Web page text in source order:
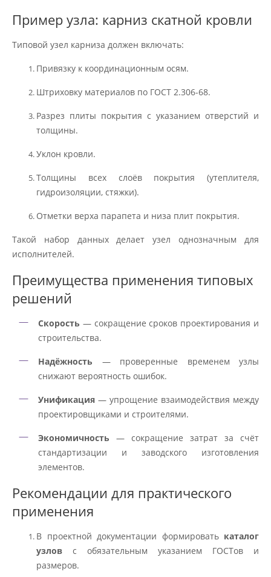
Пример узла: карниз скатной кровли
Типовой узел карниза должен включать:
Привязку к координационным осям.
Штриховку материалов по ГОСТ 2.306-68.
Разрез плиты покрытия с указанием отверстий и
толщины.
Уклон кровли.
Толщины всех слоёв покрытия (утеплителя,
гидроизоляции, стяжки).
Отметки верха парапета и низа плит покрытия.
Такой набор данных делает узел однозначным для
исполнителей.
Преимущества применения типовых
решений
Скорость — сокращение сроков проектирования и
строительства.
Надёжность — проверенные временем узлы
снижают вероятность ошибок.
Унификация — упрощение взаимодействия между
проектировщиками и строителями.
Экономичность — сокращение затрат за счёт
стандартизации и заводского изготовления
элементов.
Рекомендации для практического
применения
В проектной документации формировать каталог
узлов с обязательным указанием ГОСТов и
размеров.